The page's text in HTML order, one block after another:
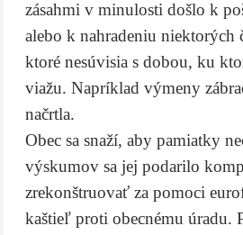
zásahmi v minulosti došlo k
alebo k nahradeniu niektorých
ktoré nesúvisia s dobou, ku
viažu. Napríklad výmeny
načrtla.
Obec sa snaží, aby pamiatky
výskumov sa jej podarilo
zrekonštruovať za pomoci
kaštieľ proti obecnému úradu.